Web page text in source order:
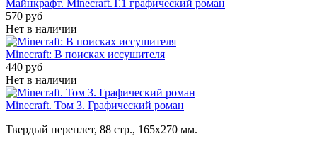
Майнкрафт. Minecraft.Т.1 графический роман
570 руб
Нет в наличии
Minecraft: В поисках иссушителя
440 руб
Нет в наличии
Minecraft. Том 3. Графический роман
Твердый переплет, 88 стр., 165х270 мм.